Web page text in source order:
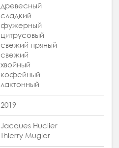
древесный
сладкий
фужерный
цитрусовый
свежий пряный
свежий
хвойный
кофейный
лактонный
2019
Jacques Huclier
Thierry Mugler